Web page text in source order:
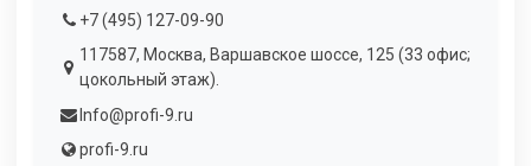
+7 (495) 127-09-90
117587, Москва, Варшавское шоссе, 125 (33 офис;
цокольный этаж).
Info@profi-9.ru
profi-9.ru